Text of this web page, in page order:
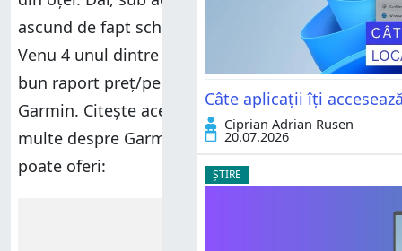
ascund de fapt schimbări majore, care fac din
Venu 4 unul dintre modelele care oferă cel mai
bun raport preț/performanță din portofoliul
Garmin. Citește acest review pentru a afla mai
multe despre Garmin Venu 4 și tot ceea ce-ți
poate oferi:
Câte aplicații îți
Ciprian Adrian Rusen
20.07.2026
ȘTIRE